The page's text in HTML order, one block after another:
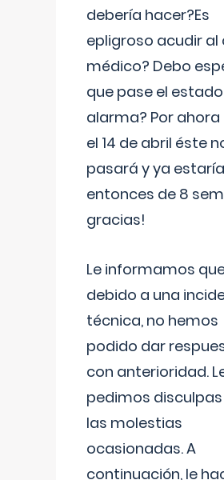
debería hacer?Es
epligroso acudir al
médico? Debo
que pase el
alarma? Por
el 14 de abril éste
pasará y ya
entonces de 8
gracias!
Le informamos
debido a una
técnica, no hemos
podido dar
con anterioridad.
pedimos
las molestias
ocasionadas. A
continuación, le